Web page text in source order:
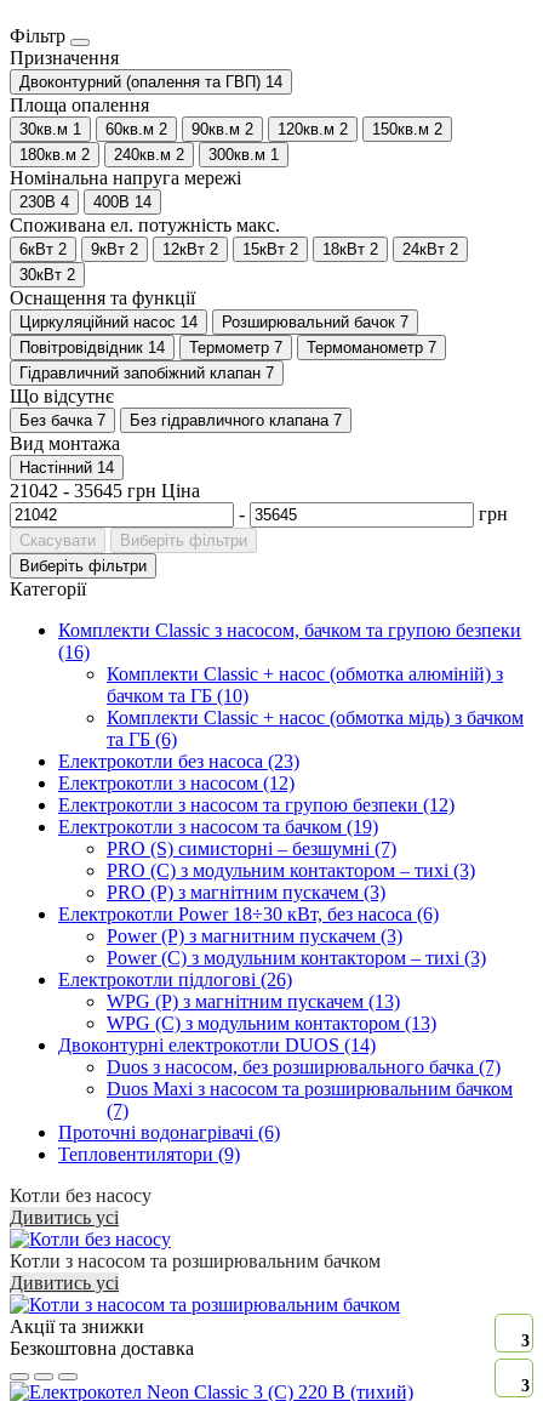
Фільтр
Призначення
Двоконтурний (опалення та ГВП) 14
Площа опалення
30кв.м 1 60кв.м 2 90кв.м 2 120кв.м 2 150кв.м 2
180кв.м 2 240кв.м 2 300кв.м 1
Номінальна напруга мережі
230В 4 400В 14
Споживана ел. потужність макс.
6кВт 2 9кВт 2 12кВт 2 15кВт 2 18кВт 2 24кВт 2
30кВт 2
Оснащення та функції
Циркуляційний насос 14 Розширювальний бачок 7
Повітровідвідник 14 Термометр 7 Термоманометр 7
Гідравличний запобіжний клапан 7
Що відсутнє
Без бачка 7 Без гідравличного клапана 7
Вид монтажа
Настінний 14
21042 - 35645 грн Ціна
-
грн
Скасувати
Виберіть фільтри
Виберіть фільтри
Категорії
Комплекти Classic з насосом, бачком та групою безпеки
(16)
Комплекти Classic + насос (обмотка алюміній) з
бачком та ГБ (10)
Комплекти Classic + насос (обмотка мідь) з бачком
та ГБ (6)
Електрокотли без насоса (23)
Електрокотли з насосом (12)
Електрокотли з насосом та групою безпеки (12)
Електрокотли з насосом та бачком (19)
PRO (S) симисторні – безшумні (7)
PRO (C) з модульним контактором – тихі (3)
PRO (P) з магнітним пускачем (3)
Електрокотли Power 18÷30 кВт, без насоса (6)
Power (P) з магнитним пускачем (3)
Power (C) з модульним контактором – тихі (3)
Електрокотли підлогові (26)
WPG (P) з магнітним пускачем (13)
WPG (C) з модульним контактором (13)
Двоконтурні електрокотли DUOS (14)
Duos з насосом, без розширювального бачка (7)
Duos Maxi з насосом та розширювальним бачком
(7)
Проточні водонагрівачі (6)
Тепловентилятори (9)
Котли без насосу
Дивитись усі
Котли з насосом та розширювальним бачком
Дивитись усі
Акції та знижки
Безкоштовна доставка
3
3